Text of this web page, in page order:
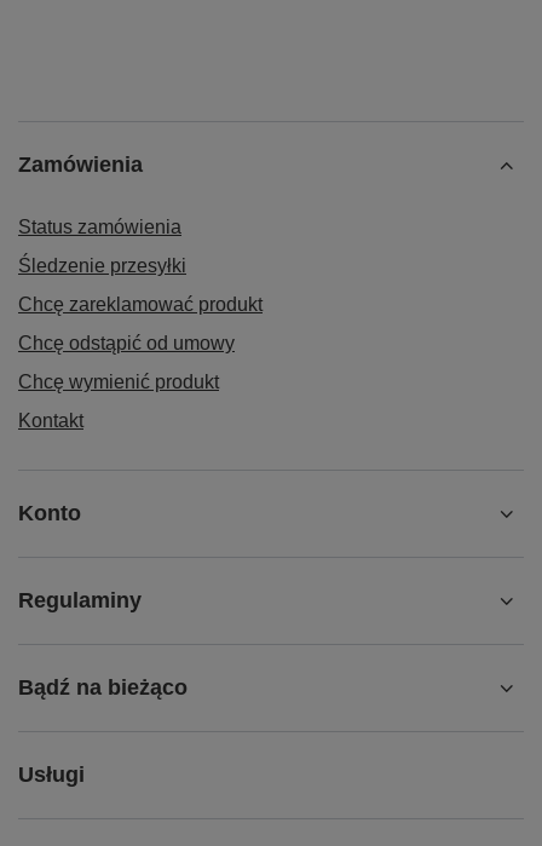
Zamówienia
Status zamówienia
Śledzenie przesyłki
Chcę zareklamować produkt
Chcę odstąpić od umowy
Chcę wymienić produkt
Kontakt
Konto
Regulaminy
Bądź na bieżąco
Usługi